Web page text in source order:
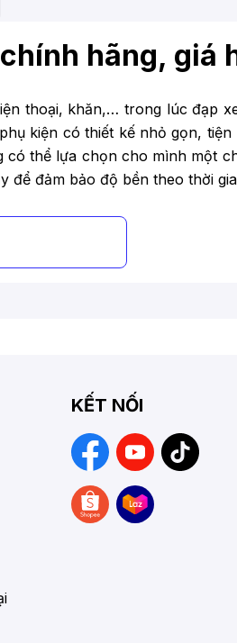
hãng, giá
thoại, khăn,… trong lúc đạp
kiện có thiết kế nhỏ gọn, tiện
có thể lựa chọn cho mình một
để đảm bảo độ bền theo thời
bơm, đèn pin,… tiện lợi cho
nhân như điện thoại, đồng hồ,
theo các dụng cụ trên
KẾT NỐI